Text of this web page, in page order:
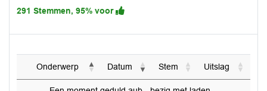
291 Stemmen, 95% voor
Onderwerp Datum Stem Uitslag